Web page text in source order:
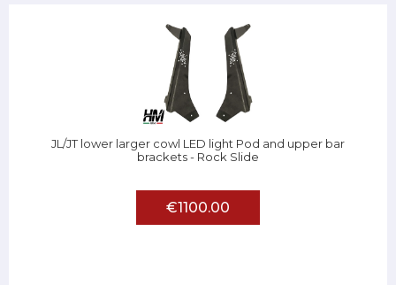
JL/JT lower larger cowl LED light Pod and upper bar
brackets - Rock Slide
€1100.00